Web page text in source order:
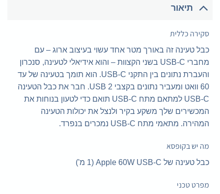
תיאור
סקירה כללית
כבל טעינה זה באורך מטר אחד עשוי בעיצוב ארוג – עם
מחברי USB-C בשני הקצוות – והוא אידיאלי לטעינה, סנכרון
והעברת נתונים בין התקני USB-C. הוא תומך בטעינה של עד
60 וואט ומעביר נתונים בקצבי USB 2. חבר את כבל הטעינה
USB-C למתאם מתח USB-C תואם כדי לטעון בנוחות את
המכשירים שלך משקע בקיר ולנצל את יכולות הטעינה
המהירה. מתאמי מתח USB-C נמכרים בנפרד.
מה יש בקופסא
כבל טעינה של Apple 60W USB-C (1 מ')
מפרט טכני